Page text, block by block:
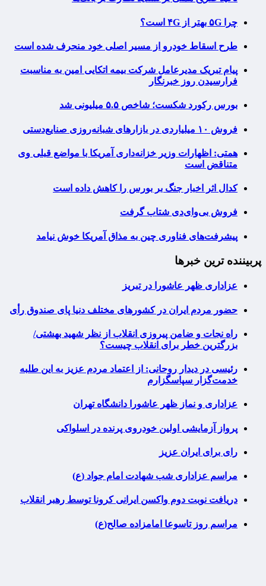
چرا ۵G بهتر از ۴G است؟
طرح اسقاط خودرو از مسیر اصلی خود منحرف شده است
پیام تبریک مدیرعامل شرکت بیمه اتکایی امین به مناسبت
فرارسیدن روز خبرنگار
بورس رکورد شکست؛ شاخص ۵.۵ میلیونی شد
فروش ۱۰ میلیاردی در بازارهای شبانه‌روزی صنایع‌دستی
همتی: اظهارات وزیر خزانه‌داری آمریکا با مواضع قبلی وی
متناقض است
کدال اثر اخبار جنگ بر بورس را کاهش داده است
فروش بی‌وای‌دی شتاب گرفت
پیشرفت‌های فناوری چین به مذاق آمریکا خوش نیامد
پربیننده ترین خبرها
عزاداری ظهر عاشورا در تبریز
حضور مردم ایران در کشورهای مختلف دنیا پای صندوق رأی
راه نجات و ضامن پیروزی انقلاب از نظر شهید بهشتی/
بزرگترین خطر برای انقلاب چیست؟
رئیسی در دیدار روحانی: از اعتماد مردم عزیز به این طلبه
خدمت‌گزار سپاسگزارم
عزاداری و نماز ظهر عاشورا دانشگاه تهران
پرواز آزمایشی اولین خودروی پرنده در اسلواکی
رای برای ایران عزیز
مراسم عزاداری شب شهادت امام جواد (ع)
دریافت نوبت دوم واکسن ایرانی کرونا توسط رهبر انقلاب
مراسم روز تاسوعا امامزاده صالح(ع)